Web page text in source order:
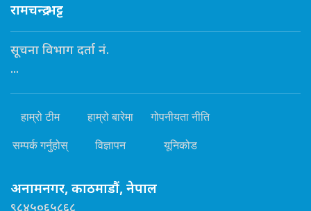
रामचन्द्र भट्ट
सूचना विभाग दर्ता नं.
...
हाम्रो टीम हाम्रो बारेमा गोपनीयता नीति
सम्पर्क गर्नुहोस् विज्ञापन यूनिकोड
अनामनगर, काठमाडौं, नेपाल